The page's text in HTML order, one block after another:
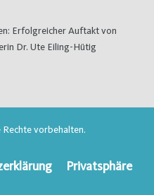
Erfolgreicher Auftakt von
Dr. Ute Eiling-Hütig
vorbehalten.
Privatsphäre